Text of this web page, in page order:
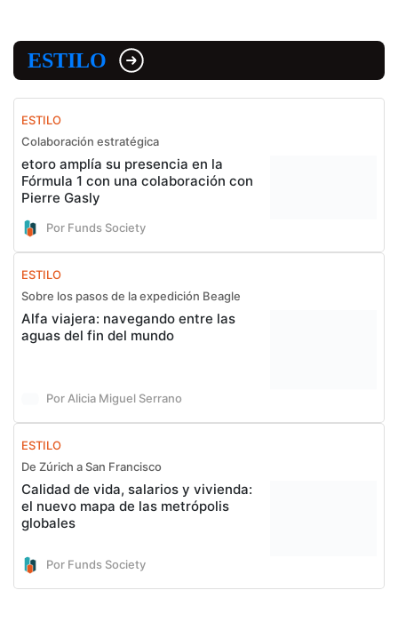
ESTILO
ESTILO
Colaboración estratégica
etoro amplía su presencia en la
Fórmula 1 con una colaboración con
Pierre Gasly
Por Funds Society
ESTILO
Sobre los pasos de la expedición Beagle
Alfa viajera: navegando entre las
aguas del fin del mundo
Por Alicia Miguel Serrano
ESTILO
De Zúrich a San Francisco
Calidad de vida, salarios y vivienda:
el nuevo mapa de las metrópolis
globales
Por Funds Society